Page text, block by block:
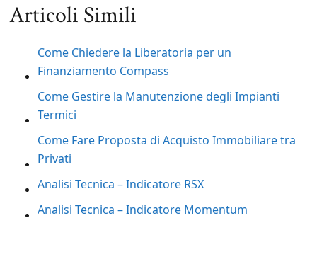
Articoli Simili
Come Chiedere la Liberatoria per un
Finanziamento Compass
Come Gestire la Manutenzione degli Impianti
Termici
Come Fare Proposta di Acquisto Immobiliare tra
Privati
Analisi Tecnica – Indicatore RSX
Analisi Tecnica – Indicatore Momentum